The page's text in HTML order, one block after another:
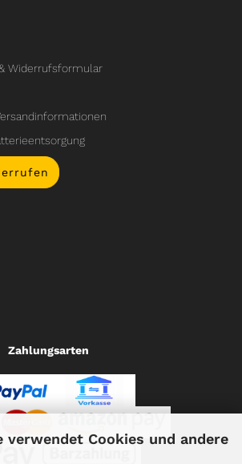
verwendet Cookies und andere
Widerrufsformular
Zahlungsarten